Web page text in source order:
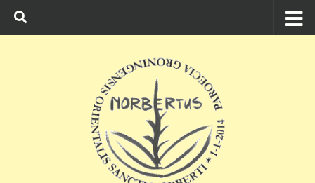
Ga naar de inhoud